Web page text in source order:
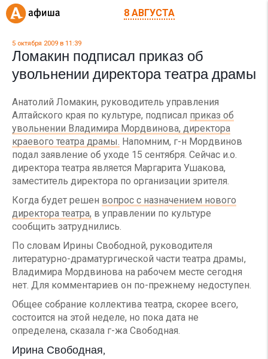
8 АВГУСТА
5 октября 2009 в 11:39
Ломакин подписал приказ об
увольнении директора театра драмы
Анатолий Ломакин, руководитель управления
Алтайского края по культуре, подписал приказ об
увольнении Владимира Мордвинова, директора
краевого театра драмы. Напомним, г-н Мордвинов
подал заявление об уходе 15 сентября. Сейчас и.о.
директора театра является Маргарита Ушакова,
заместитель директора по организации зрителя.
Когда будет решен вопрос с назначением нового
директора театра, в управлении по культуре
сообщить затруднились.
По словам Ирины Свободной, руководителя
литературно-драматургической части театра драмы,
Владимира Мордвинова на рабочем месте сегодня
нет. Для комментариев он по-прежнему недоступен.
Общее собрание коллектива театра, скорее всего,
состоится на этой неделе, но пока дата не
определена, сказала г-жа Свободная.
Ирина Свободная,